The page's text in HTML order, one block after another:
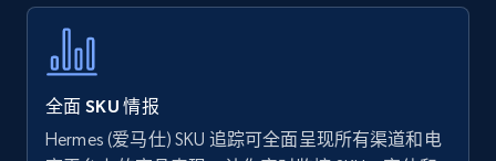
price, Currency, Availability, Reviews count, and
more.
35.3K+
全面 SKU 情报
Hermes (爱马仕) SKU 追踪可全面呈现所有渠道和电